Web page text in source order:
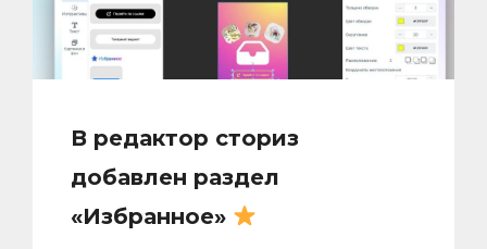
В редактор сториз
добавлен раздел
«Избранное»